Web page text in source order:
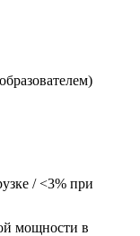
/ <3% при
мощности в